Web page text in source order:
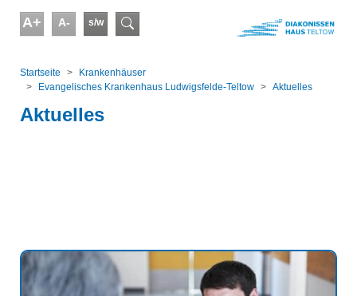
A+ A- s/w Suchformular
Startseite
Kranken­häuser
Evangelisches Krankenhaus Ludwigsfelde-Teltow
Aktuelles
Aktuelles